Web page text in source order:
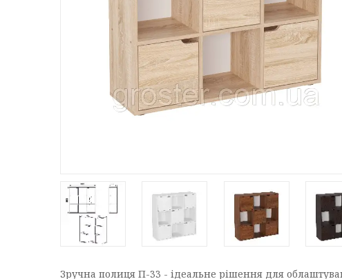
Зручна полиця П-33 - ідеальне рішення для